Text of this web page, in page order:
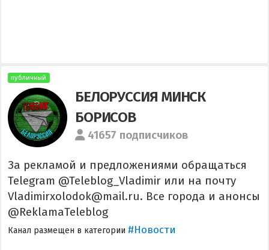
публичный
БЕЛОРУССИЯ МИНСК
БОРИСОВ
41657 подписчиков
За рекламой и предложениями обращаться
Telegram @Teleblog_Vladimir или на почту
Vladimirxolodok@mail.ru. Все города и анонсы
@ReklamaTeleblog
Канал размещен в категории #Новости